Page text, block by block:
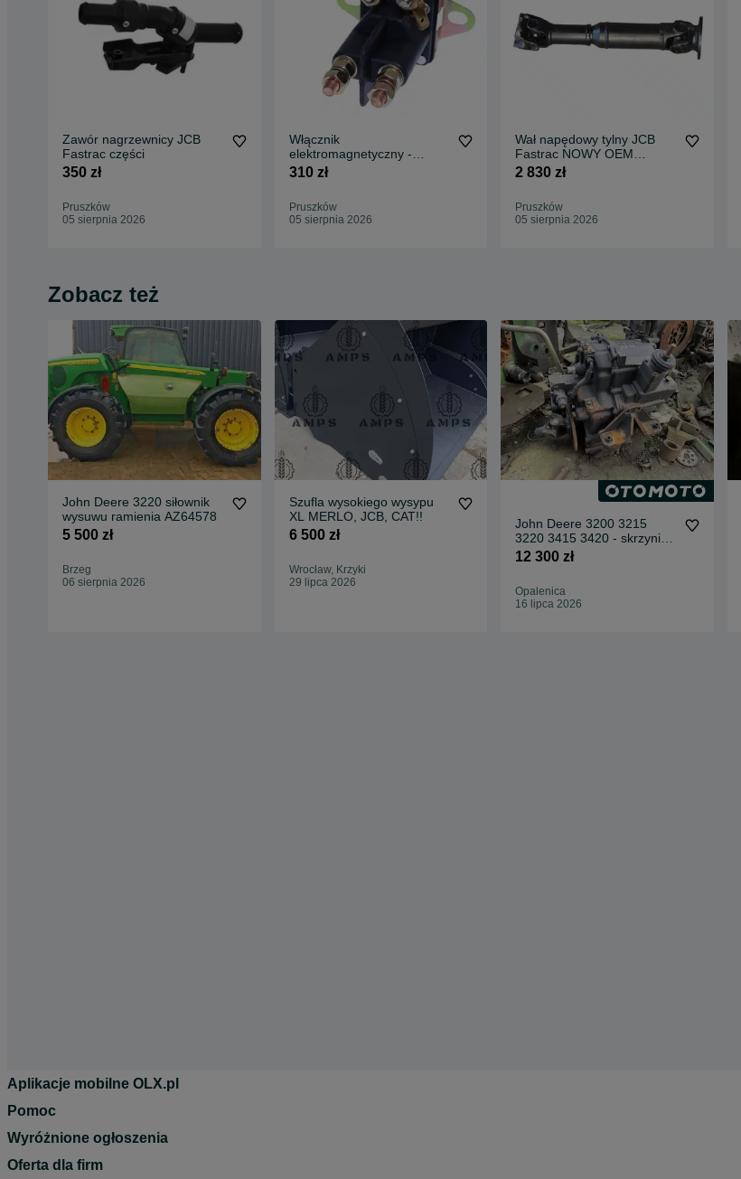
Zawór nagrzewnicy JCB
Fastrac części
350 zł
Pruszków
05 sierpnia 2026
Włącznik
elektromagnetyczny -
przekaźnik JCB Fastrac
310 zł
Pruszków
05 sierpnia 2026
Wał napędowy tylny JCB
Fastrac NOWY OEM
SPICER org. 2300,- netto
2 830 zł
Pruszków
05 sierpnia 2026
Zobacz też
John Deere 3220 siłownik
wysuwu ramienia AZ64578
5 500 zł
Brzeg
06 sierpnia 2026
Szufla wysokiego wysypu
XL MERLO, JCB, CAT!!
6 500 zł
Wrocław, Krzyki
29 lipca 2026
John Deere 3200 3215
3220 3415 3420 - skrzynia
biegów AZ54187 CKA70671
12 300 zł
Opalenica
16 lipca 2026
Aplikacje mobilne OLX.pl
Pomoc
Wyróżnione ogłoszenia
Oferta dla firm